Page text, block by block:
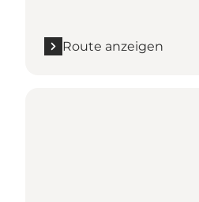
Route anzeigen